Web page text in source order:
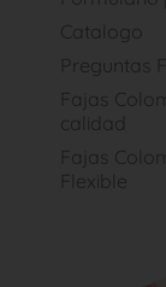
Catalogo
Preguntas
Fajas
calidad
Fajas
Flexible